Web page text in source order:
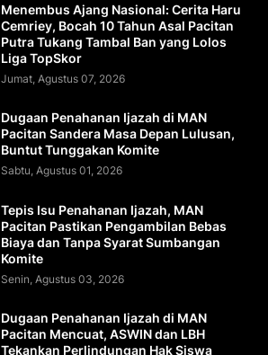
Menembus Ajang Nasional: Cerita Haru
Cemriey, Bocah 10 Tahun Asal Pacitan
Putra Tukang Tambal Ban yang Lolos
Liga TopSkor
Jumat, Agustus 07, 2026
Dugaan Penahanan Ijazah di MAN
Pacitan Sandera Masa Depan Lulusan,
Buntut Tunggakan Komite
Sabtu, Agustus 01, 2026
Tepis Isu Penahanan Ijazah, MAN
Pacitan Pastikan Pengambilan Bebas
Biaya dan Tanpa Syarat Sumbangan
Komite
Senin, Agustus 03, 2026
Dugaan Penahanan Ijazah di MAN
Pacitan Mencuat, ASWIN dan LBH
Tekankan Perlindungan Hak Siswa